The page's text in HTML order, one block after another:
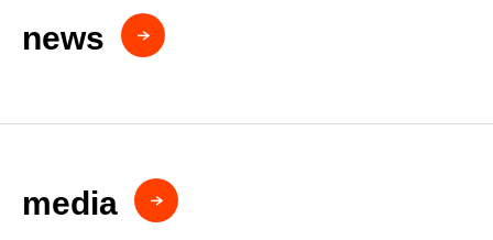
news
media